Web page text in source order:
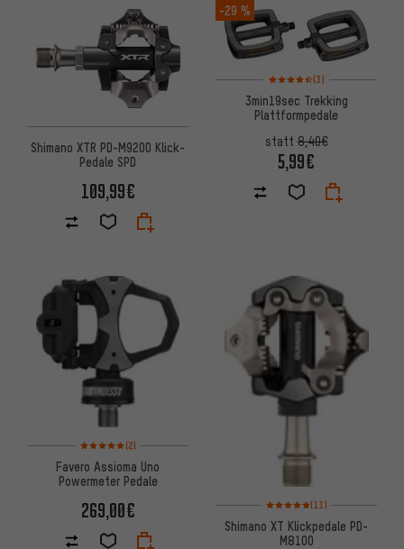
Shimano XTR PD-M9200 Klick-
Pedale SPD
109,99€
-29 %
Bewertungen: 4,5 von 5
(3)
3min19sec Trekking
Plattformpedale
statt8,40€
5,99€
Bewertungen: 5 von 5 basierend auf 2 Bewertungen
(2)
Favero Assioma Uno
Powermeter Pedale
269,00€ Bewertungen: 5 von 5
(11)
Shimano XT Klickpedale PD-
M8100